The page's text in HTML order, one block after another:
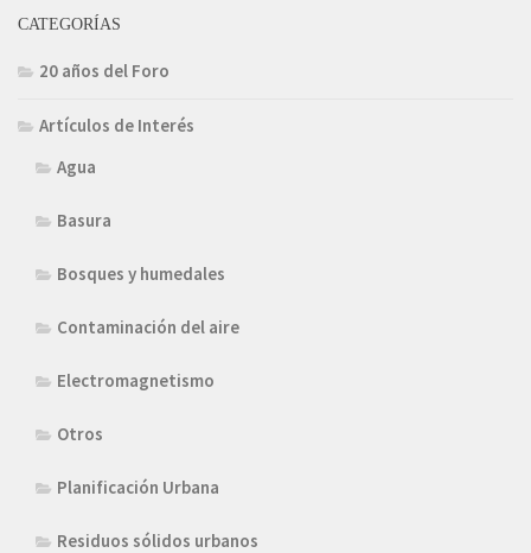
CATEGORÍAS
20 años del Foro
Artículos de Interés
Agua
Basura
Bosques y humedales
Contaminación del aire
Electromagnetismo
Otros
Planificación Urbana
Residuos sólidos urbanos